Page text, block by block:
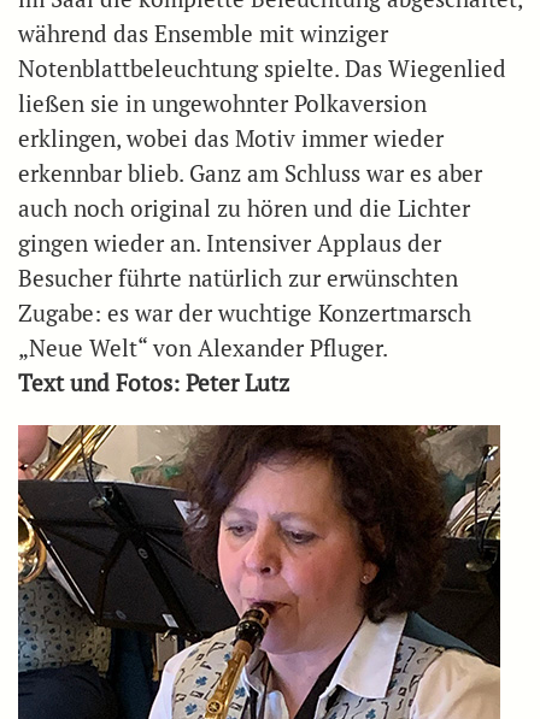
während das Ensemble mit winziger
Notenblattbeleuchtung spielte. Das Wiegenlied
ließen sie in ungewohnter Polkaversion
erklingen, wobei das Motiv immer wieder
erkennbar blieb. Ganz am Schluss war es aber
auch noch original zu hören und die Lichter
gingen wieder an. Intensiver Applaus der
Besucher führte natürlich zur erwünschten
Zugabe: es war der wuchtige Konzertmarsch
„Neue Welt“ von Alexander Pfluger.
Text und Fotos: Peter Lutz